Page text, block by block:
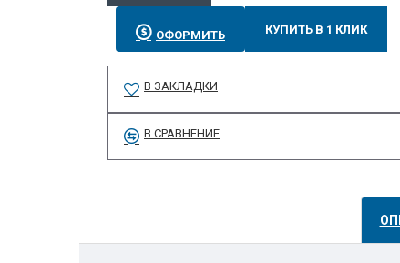
ОФОРМИТЬ КУПИТЬ В 1 КЛИК
В ЗАКЛАДКИ
В СРАВНЕНИЕ